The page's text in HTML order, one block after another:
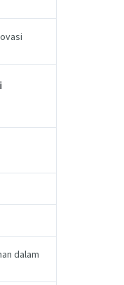
dalam